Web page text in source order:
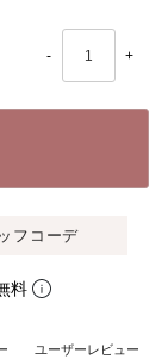
- +
フコーデ
料
ユーザーレビュー